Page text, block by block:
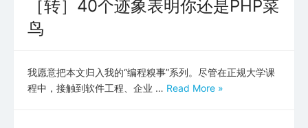
［转］40个迹象表明你还是PHP菜
鸟
我愿意把本文归入我的“编程糗事”系列。尽管在正规大学课
程中，接触到软件工程、企业 … Read More »